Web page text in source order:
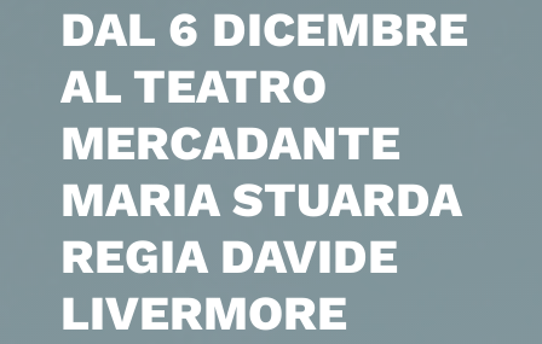
DAL 6 DICEMBRE
AL TEATRO
MERCADANTE
MARIA STUARDA
REGIA DAVIDE
LIVERMORE